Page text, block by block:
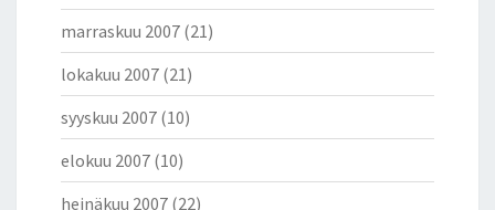
marraskuu 2007 (21)
lokakuu 2007 (21)
syyskuu 2007 (10)
elokuu 2007 (10)
heinäkuu 2007 (22)